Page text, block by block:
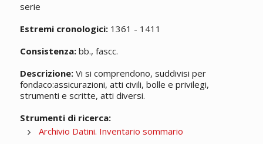
serie
Estremi cronologici:1361 - 1411
Consistenza:bb., fascc.
Descrizione:Vi si comprendono, suddivisi per
fondaco:assicurazioni, atti civili, bolle e privilegi,
strumenti e scritte, atti diversi.
Strumenti di ricerca:
Archivio Datini. Inventario sommario